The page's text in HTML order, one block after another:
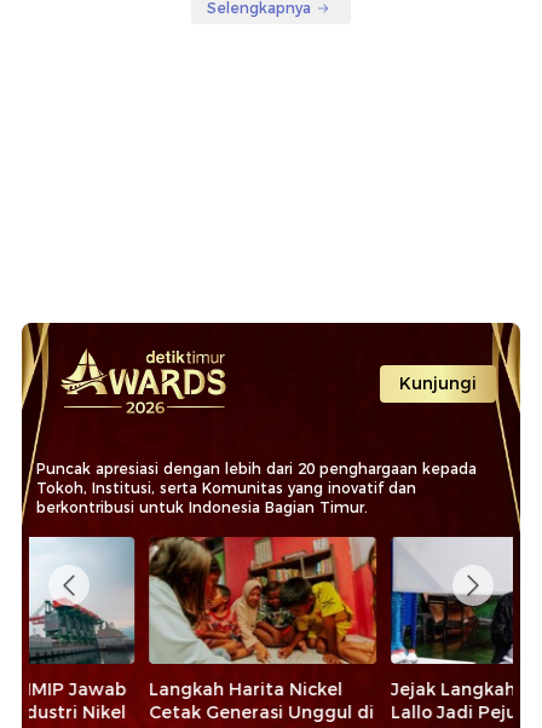
Selengkapnya
Kunjungi
Puncak apresiasi dengan lebih dari 20 penghargaan kepada
Tokoh, Institusi, serta Komunitas yang inovatif dan
berkontribusi untuk Indonesia Bagian Timur.
Langkah Harita Nickel
Cetak Generasi Unggul di
Jejak Langkah Rudianto
Lallo Jadi Pejuang